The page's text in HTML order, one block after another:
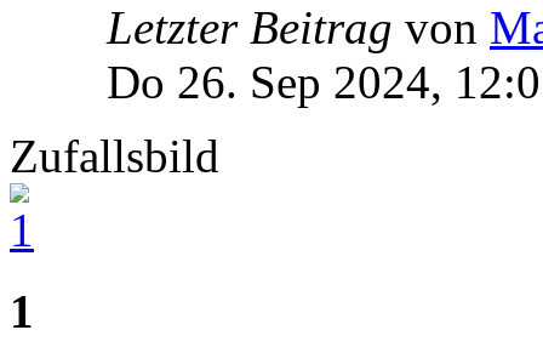
Letzter Beitrag von
Do 26. Sep 2024,
Zufallsbild
1